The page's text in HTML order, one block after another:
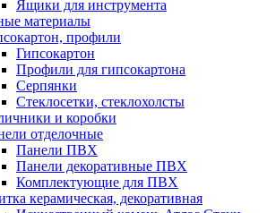
Ящики для инструмента
материалы
профили
Гипсокартон
Профили для гипсокартона
Серпянки
Стеклосетки, стеклохолсты
и коробки
отделочные
Панели ПВХ
Панели декоративные ПВХ
Комплектующие для ПВХ
керамическая, декоративная